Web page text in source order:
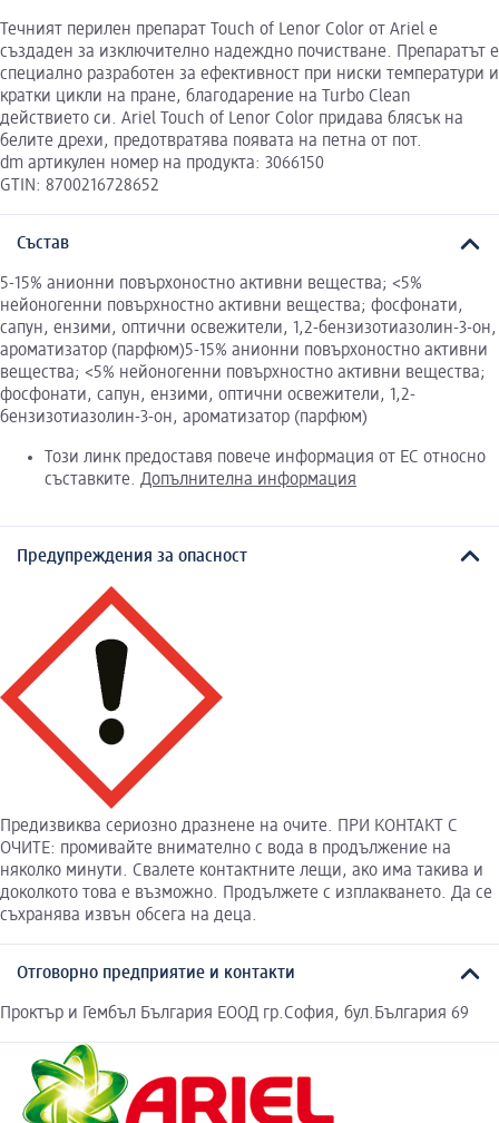
Течният перилен препарат Touch of Lenor Color от Ariel е
създаден за изключително надеждно почистване. Препаратът е
специално разработен за ефективност при ниски температури и
кратки цикли на пране, благодарение на Turbo Clean
действието си. Ariel Touch of Lenor Color придава блясък на
белите дрехи, предотвратява появата на петна от пот.
dm артикулен номер на продукта: 3066150
GTIN: 8700216728652
Състав
5-15% анионни повърхоностно активни вещества; <5%
нейоногенни повърхностно активни вещества; фосфонати,
сапун, ензими, оптични освежители, 1,2-бензизотиазолин-3-он,
ароматизатор (парфюм)5-15% анионни повърхоностно активни
вещества; <5% нейоногенни повърхностно активни вещества;
фосфонати, сапун, ензими, оптични освежители, 1,2-
бензизотиазолин-3-он, ароматизатор (парфюм)
Този линк предоставя повече информация от ЕС относно
съставките. Допълнителна информация
Предупреждения за опасност
Предизвиква сериозно дразнене на очите. ПРИ КОНТАКТ С
ОЧИТЕ: промивайте внимателно с вода в продължение на
няколко минути. Свалете контактните лещи, ако има такива и
доколкото това е възможно. Продължете с изплакването. Да се
съхранява извън обсега на деца.
Отговорно предприятие и контакти
Проктър и Гембъл България ЕООД гр.София, бул.България 69